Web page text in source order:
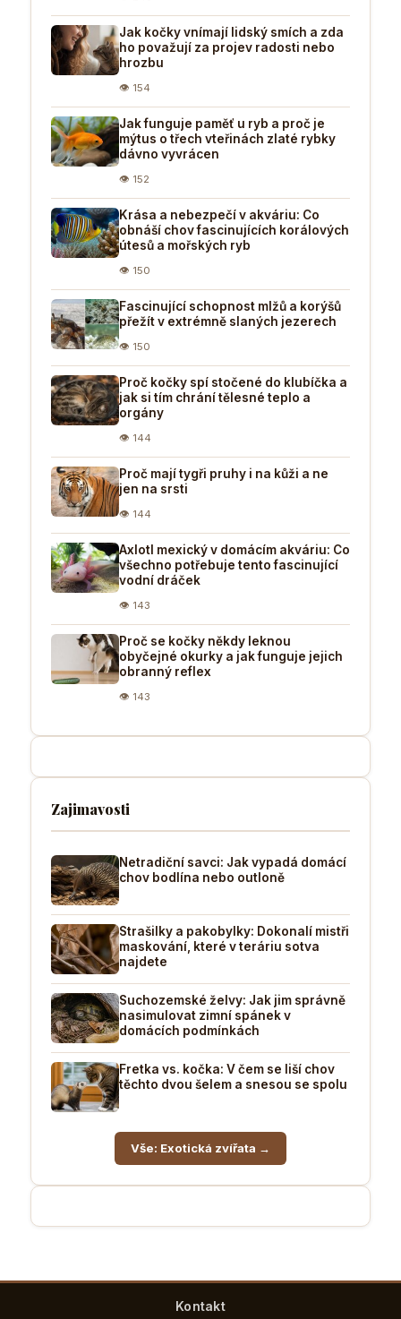
Jak kočky vnímají lidský smích a zda
ho považují za projev radosti nebo
hrozbu
👁 154
Jak funguje paměť u ryb a proč je
mýtus o třech vteřinách zlaté rybky
dávno vyvrácen
👁 152
Krása a nebezpečí v akváriu: Co
obnáší chov fascinujících korálových
útesů a mořských ryb
👁 150
Fascinující schopnost mlžů a korýšů
přežít v extrémně slaných jezerech
👁 150
Proč kočky spí stočené do klubíčka a
jak si tím chrání tělesné teplo a
orgány
👁 144
Proč mají tygři pruhy i na kůži a ne
jen na srsti
👁 144
Axlotl mexický v domácím akváriu: Co
všechno potřebuje tento fascinující
vodní dráček
👁 143
Proč se kočky někdy leknou
obyčejné okurky a jak funguje jejich
obranný reflex
👁 143
Zajimavosti
Netradiční savci: Jak vypadá domácí
chov bodlína nebo outloně
Strašilky a pakobylky: Dokonalí mistři
maskování, které v teráriu sotva
najdete
Suchozemské želvy: Jak jim správně
nasimulovat zimní spánek v
domácích podmínkách
Fretka vs. kočka: V čem se liší chov
těchto dvou šelem a snesou se spolu
Vše: Exotická zvířata →
Kontakt